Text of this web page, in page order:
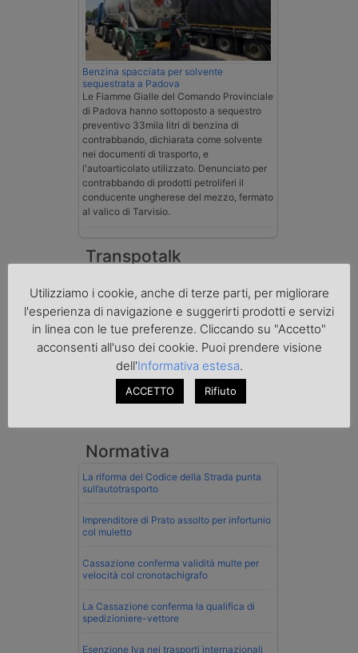
Benzina spacciata per solvente
sequestrata a Padova
Le Fiamme Gialle del Comando Provinciale
di Padova hanno sottoposto a sequestro
preventivo 33mila litri di benzina di
contrabbando, dichiarata come solvente
nei documenti di trasporto, e
l'autoarticolato utilizzato. Denunciato per
contrabbando di prodotti petroliferi il
conducente ungherese del mezzo, fermato
al valico di Tarvisio.
Transpotalk
Normativa
La riforma del Codice della Strada punta
sull’autotrasporto
Imprenditore di Prato assolto per infortunio
col muletto
Cassazione conferma validità multe per
velocità col cronotachigrafo
La Cassazione conferma la qualifica di
spedizioniere-vettore
Esenzione Iva nei trasporti internazionali
Utilizziamo i cookie, anche di terze parti, per migliorare
l'esperienza di navigazione e suggerirti prodotti e servizi
in linea con le tue preferenze. Cliccando su "Accetto"
acconsenti all'uso dei cookie. Puoi prendere visione
dell'Informativa estesa.
ACCETTO Rifiuto